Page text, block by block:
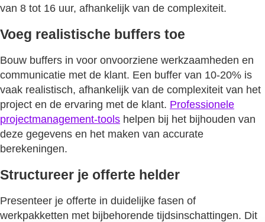
van 8 tot 16 uur, afhankelijk van de complexiteit.
Voeg realistische buffers toe
Bouw buffers in voor onvoorziene werkzaamheden en
communicatie met de klant. Een buffer van 10-20% is
vaak realistisch, afhankelijk van de complexiteit van het
project en de ervaring met de klant. Professionele
projectmanagement-tools helpen bij het bijhouden van
deze gegevens en het maken van accurate
berekeningen.
Structureer je offerte helder
Presenteer je offerte in duidelijke fasen of
werkpakketten met bijbehorende tijdsinschattingen. Dit